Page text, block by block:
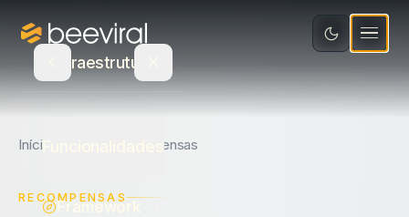
Concierge
Atualizações de Produto
Mídia e Entretenimento
Infraestrutura
Framework
Início Recompensas
RECOMPENSAS